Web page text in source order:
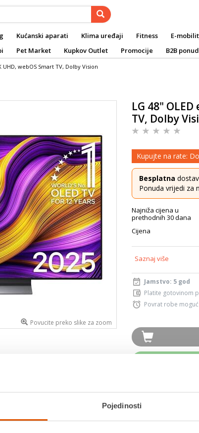
Pojedinosti
Kućanski aparati Klima uređaji Fitness E-
Pet Market Kupkov Outlet Promocije B2B
UHD, webOS Smart TV, Dolby Vision
Povucite preko slike za zoom
LG 48" OLED
TV, Dolby
Kupujte na rate: Do
Besplatna
Ponuda vrijedi za
Najniža cijena u
prethodnih 30 dana
Cijena
Saznaj više
Jamstvo: 5 god
Platite gotovinom
Povrat robe